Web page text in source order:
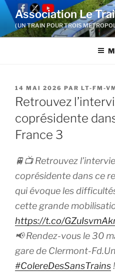
Aller
contenu
Association Le
( UN TRAIN POUR TROIS
PUBLIÉ
LE
14 MAI 2026 PAR LT-FM-
Retrouvez
coprésidente
France 3
🚆📺 Retrouvez
coprésidente dans ce
qui évoque les
cette grande
https://t.co/
📢 Rendez-vous le 30
gare de Clermont-
#ColereDesSansTrains!